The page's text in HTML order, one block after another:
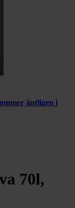
äntligen i
70l,